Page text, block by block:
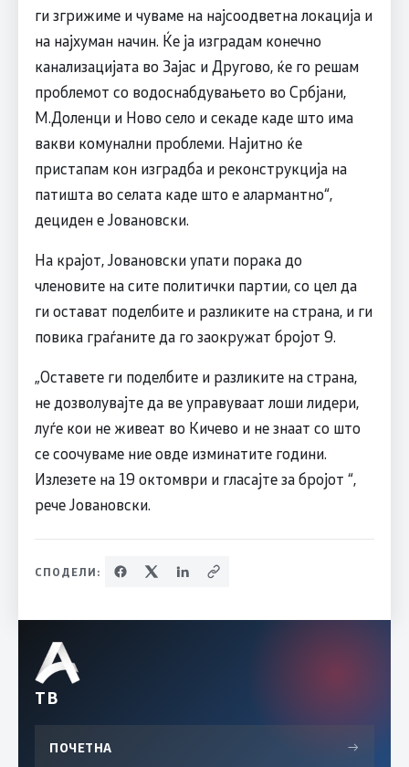
ги згрижиме и чуваме на најсоодветна локација и
на најхуман начин. Ќе ја изградам конечно
канализацијата во Зајас и Другово, ќе го решам
проблемот со водоснабдувањето во Србјани,
М.Доленци и Ново село и секаде каде што има
вакви комунални проблеми. Најитно ќе
пристапам кон изградба и реконструкција на
патишта во селата каде што е алармантно“,
дециден е Јовановски.
На крајот, Јовановски упати порака до
членовите на сите политички партии, со цел да
ги остават поделбите и разликите на страна, и ги
повика граѓаните да го заокружат бројот 9.
„Оставете ги поделбите и разликите на страна,
не дозволувајте да ве управуваат лоши лидери,
луѓе кои не живеат во Кичево и не знаат со што
се соочуваме ние овде изминатите години.
Излезете на 19 октомври и гласајте за бројот “,
рече Јовановски.
СПОДЕЛИ:
ТВ
ПОЧЕТНА →